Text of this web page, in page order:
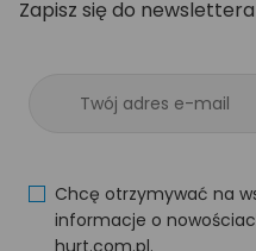
Zapisz się do
Chcę otrzymywać na
informacje o
hurt.com.pl.